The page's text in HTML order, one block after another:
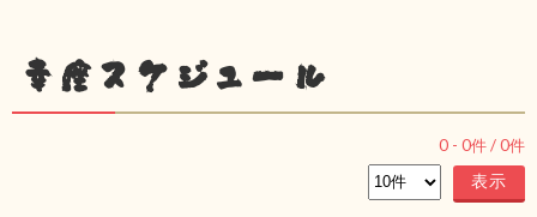
幸座スケジュール
0 - 0件 /0件